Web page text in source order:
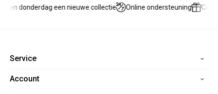
en donderdag een nieuwe collectie Online ondersteuning
Service
Home
Account